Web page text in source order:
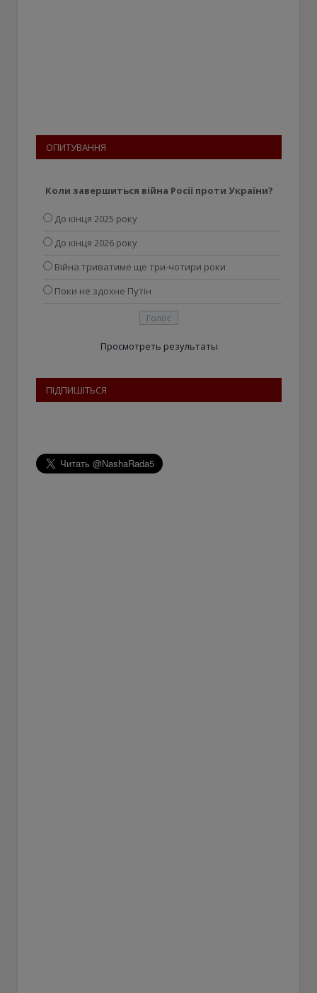
ОПИТУВАННЯ
Коли завершиться війна Росії проти України?
До кінця 2025 року
До кінця 2026 року
Війна триватиме ще три-чотири роки
Поки не здохне Путін
Просмотреть результаты
ПІДПИШІТЬСЯ